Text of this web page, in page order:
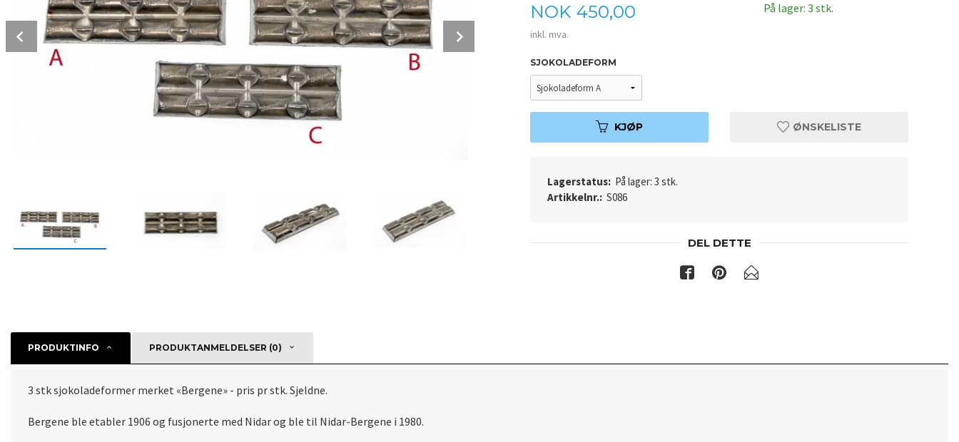
Prev
Pris
NOK 450,00
inkl. mva.
På lager: 3 stk.
SJOKOLADEFORM
KJØP ØNSKELISTE
Lagerstatus: På lager: 3 stk.
Artikkelnr.: S086
DEL DETTE
PRODUKTINFO PRODUKTANMELDELSER (0)
3 stk sjokoladeformer merket «Bergene» - pris pr stk. Sjeldne.
Bergene ble etabler 1906 og fusjonerte med Nidar og ble til Nidar-Bergene i 1980.